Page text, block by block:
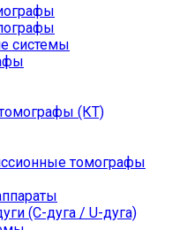
системы
(КТ)
томографы
(С-дуга / U-дуга)